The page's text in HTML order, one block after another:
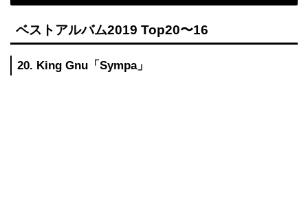
ベストアルバム2019 Top20〜16
20. King Gnu「Sympa」